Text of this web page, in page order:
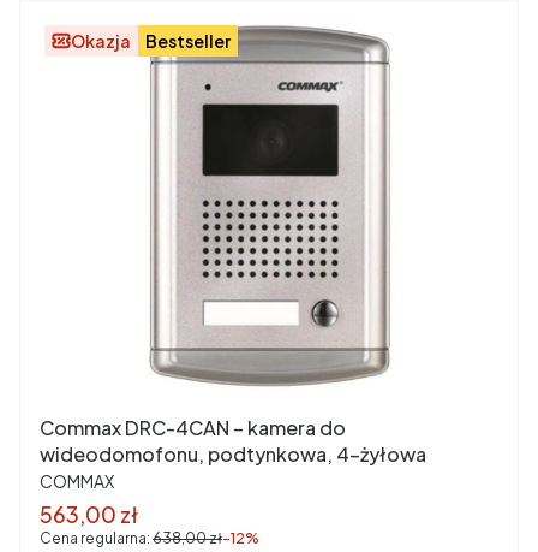
Okazja Bestseller
Commax DRC-4CAN – kamera do
wideodomofonu, podtynkowa, 4-żyłowa
PRODUCENT
COMMAX
Cena promocyjna brutto
563,00 zł
Cena regularna: 638,00 zł-12%